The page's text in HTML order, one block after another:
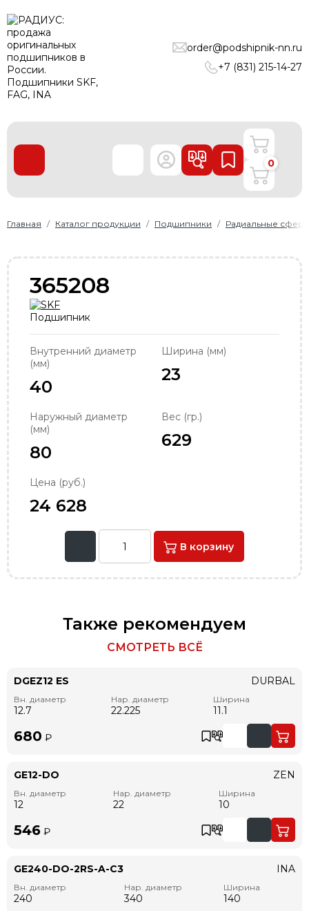
order@podshipnik-nn.ru
+7 (831) 215-14-27
ПОДШИПНИКИ
ЛИНЕЙНЫЕ ТЕХНОЛОГИИ
РЕМНИ
О нас
Доставка и оплата
+7 (831) 215-14-27
order@podshipnik-nn.ru
0
Главная Каталог продукции Подшипники Радиальные
365208
Подшипник
Внутренний диаметр
(мм)
40
Ширина (мм)
23
Наружный диаметр
(мм)
80
Вес (гр.)
629
Цена (руб.)
24 628
В корзину
Также рекомендуем
СМОТРЕТЬ ВСЁ
DGEZ12 ES
Вн. диаметр
12.7
Нар. диаметр
22.225
Ширина
11.1
DURBAL
680 ₽
GE12-DO
Вн. диаметр
12
Нар. диаметр
22
Ширина
10
ZEN
546 ₽
GE240-DO-2RS-A-C3
Вн. диаметр
240
Нар. диаметр
340
Ширина
140
INA